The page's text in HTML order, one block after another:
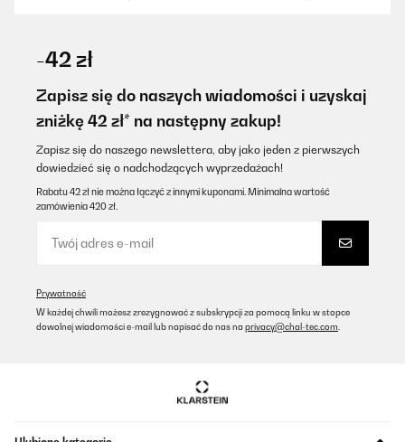
Sie nun über 1 Jahr und sehen immer noch wie neu aus. Sehr
guter Kauf!
Amazon-Benutzer
Amazon-Benutzer
Parfait
-42 zł
Zapisz się do naszych wiadomości i uzyskaj
zniżkę 42 zł* na następny zakup!
Zapisz się do naszego newslettera, aby jako jeden z pierwszych
dowiedzieć się o nadchodzących wyprzedażach!
Rabatu 42 zł nie można łączyć z innymi kuponami. Minimalna wartość
zamówienia 420 zł.
Prywatność
W każdej chwili możesz zrezygnować z subskrypcji za pomocą linku w stopce
dowolnej wiadomości e-mail lub napisać do nas na privacy@chal-tec.com